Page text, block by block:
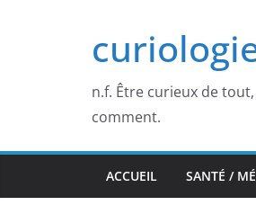
n.f. Être curieux de
comment.
ACCUEIL SANTÉ /